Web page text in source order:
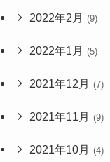
2022年2月 (9)
2022年1月 (5)
2021年12月 (7)
2021年11月 (9)
2021年10月 (4)